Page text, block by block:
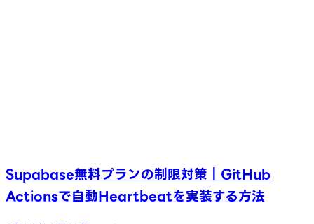
Supabase無料プランの制限対策｜GitHub
Actionsで自動Heartbeatを実装する方法